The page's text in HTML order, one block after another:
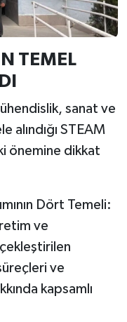
TEMEL
sanat ve
alındığı STEAM
önemine dikkat
Dört Temeli:
ve
ve
kapsamlı